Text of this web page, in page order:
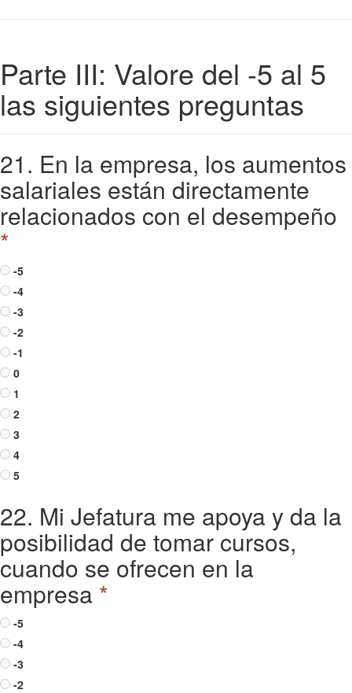
Parte III: Valore del -5 al 5
las siguientes preguntas
21. En la empresa, los aumentos
salariales están directamente
relacionados con el desempeño
*
-5
-4
-3
-2
-1
0
1
2
3
4
5
22. Mi Jefatura me apoya y da la
posibilidad de tomar cursos,
cuando se ofrecen en la
empresa *
-5
-4
-3
-2